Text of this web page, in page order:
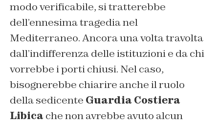
modo verificabile, si tratterebbe
dell’ennesima tragedia nel
Mediterraneo. Ancora una volta travolta
dall’indifferenza delle istituzioni e da chi
vorrebbe i porti chiusi. Nel caso,
bisognerebbe chiarire anche il ruolo
della sedicente Guardia Costiera
Libica che non avrebbe avuto alcun